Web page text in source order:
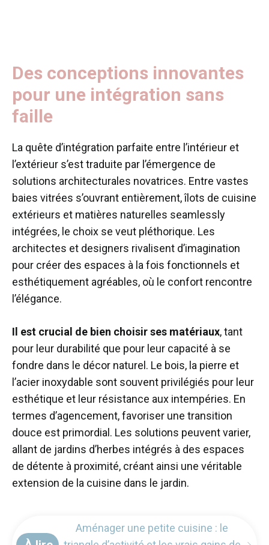
Des conceptions innovantes
pour une intégration sans
faille
La quête d’intégration parfaite entre l’intérieur et
l’extérieur s’est traduite par l’émergence de
solutions architecturales novatrices. Entre vastes
baies vitrées s’ouvrant entièrement, îlots de cuisine
extérieurs et matières naturelles seamlessly
intégrées, le choix se veut pléthorique. Les
architectes et designers rivalisent d’imagination
pour créer des espaces à la fois fonctionnels et
esthétiquement agréables, où le confort rencontre
l’élégance.
Il est crucial de bien choisir ses matériaux, tant
pour leur durabilité que pour leur capacité à se
fondre dans le décor naturel. Le bois, la pierre et
l’acier inoxydable sont souvent privilégiés pour leur
esthétique et leur résistance aux intempéries. En
termes d’agencement, favoriser une transition
douce est primordial. Les solutions peuvent varier,
allant de jardins d’herbes intégrés à des espaces
de détente à proximité, créant ainsi une véritable
extension de la cuisine dans le jardin.
Aménager une petite cuisine : le